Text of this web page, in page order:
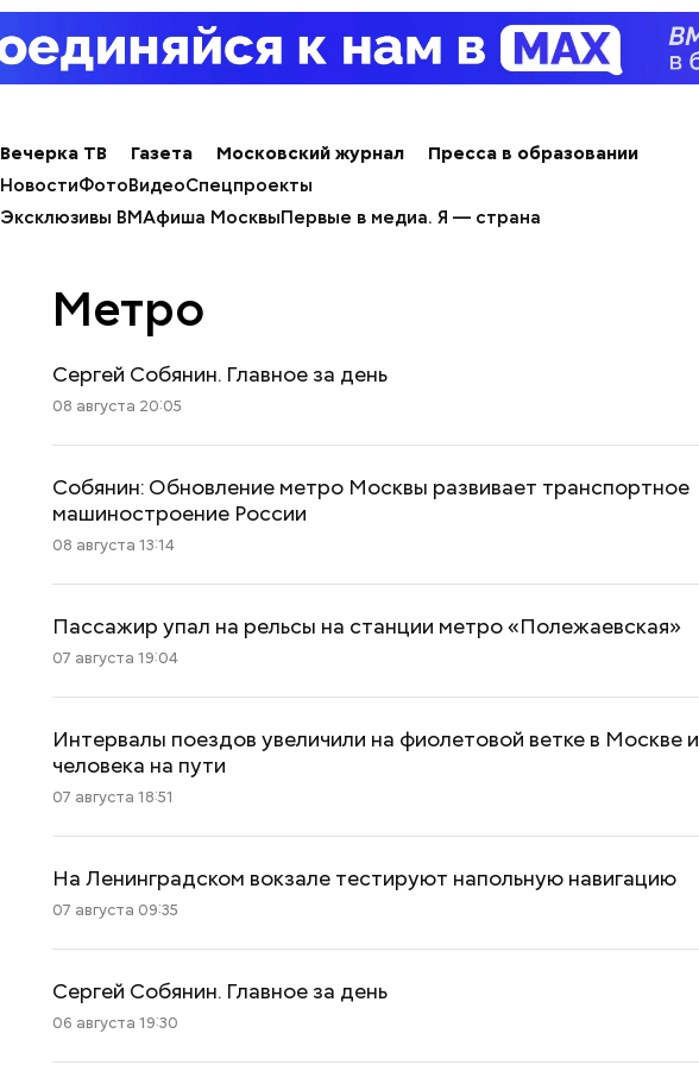
Вечерка ТВ Газета Московский журнал
Пресса в образовании
НовостиФотоВидеоСпецпроекты
Эксклюзивы ВМАфиша МосквыПервые в медиа. Я — страна
Метро
Сергей Собянин. Главное за день
08 августа 20:05
Собянин: Обновление метро Москвы развивает транспортное
машиностроение России
08 августа 13:14
Пассажир упал на рельсы на станции метро «Полежаевская»
07 августа 19:04
Интервалы поездов увеличили на фиолетовой ветке в Москве
человека на пути
07 августа 18:51
На Ленинградском вокзале тестируют напольную навигацию
07 августа 09:35
Сергей Собянин. Главное за день
06 августа 19:30